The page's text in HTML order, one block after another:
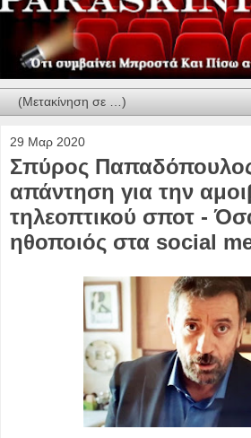
29 Μαρ 2020
Σπύρος
απάντηση για την
τηλεοπτικού σποτ -
ηθοποιός στα social